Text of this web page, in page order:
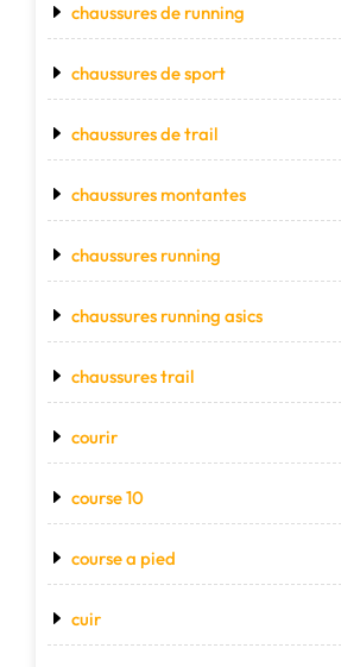
chaussures de running
chaussures de sport
chaussures de trail
chaussures montantes
chaussures running
chaussures running asics
chaussures trail
courir
course 10
course a pied
cuir